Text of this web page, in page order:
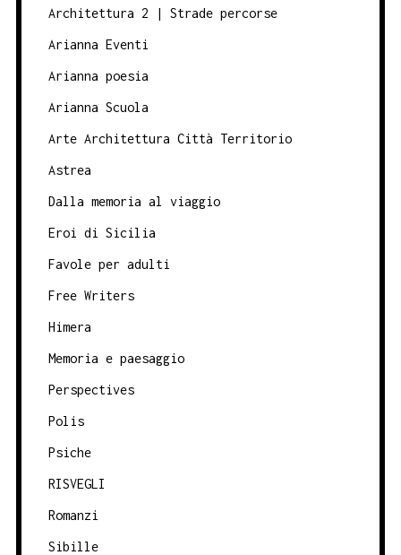
Architettura 2 | Strade percorse
Arianna Eventi
Arianna poesia
Arianna Scuola
Arte Architettura Città Territorio
Astrea
Dalla memoria al viaggio
Eroi di Sicilia
Favole per adulti
Free Writers
Himera
Memoria e paesaggio
Perspectives
Polis
Psiche
RISVEGLI
Romanzi
Sibille